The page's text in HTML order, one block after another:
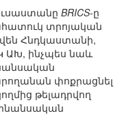
BRICS-ը
տրոյական
Հնդկաստանի,
ԱԽ, ինչպես նաև
փոքրացնել
թելադրվող